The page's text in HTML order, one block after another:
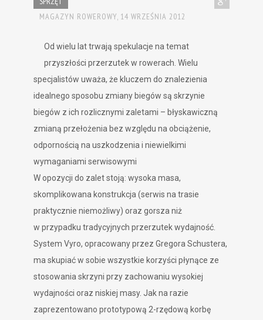
MAGAZYN ROWEROWY, 14 WRZEŚNIA 2012
Od wielu lat trwają spekulacje na temat
przyszłości przerzutek w rowerach. Wielu
specjalistów uważa, że kluczem do znalezienia
idealnego sposobu zmiany biegów są skrzynie
biegów z ich rozlicznymi zaletami – błyskawiczną
zmianą przełożenia bez względu na obciążenie,
odpornością na uszkodzenia i niewielkimi
wymaganiami serwisowymi
W opozycji do zalet stoją: wysoka masa,
skomplikowana konstrukcja (serwis na trasie
praktycznie niemożliwy) oraz gorsza niż
w przypadku tradycyjnych przerzutek wydajność.
System Vyro, opracowany przez Gregora Schustera,
ma skupiać w sobie wszystkie korzyści płynące ze
stosowania skrzyni przy zachowaniu wysokiej
wydajności oraz niskiej masy. Jak na razie
zaprezentowano prototypową 2-rzędową korbę